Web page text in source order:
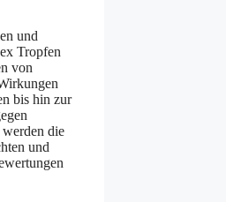
und
Tropfen
von
bis hin zur
die
und